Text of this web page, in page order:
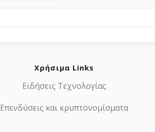
Χρήσιμα Links
Ειδήσεις Τεχνολογίας
Επενδύσεις και κρυπτονομίσματα